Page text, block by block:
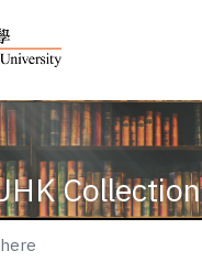
Collection